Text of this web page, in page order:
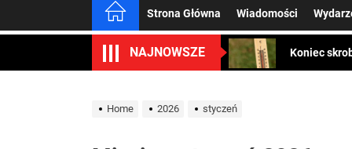
Strona Główna Wiadomości
NAJNOWSZE
Koniec
Koniec
Home 2026 styczeń